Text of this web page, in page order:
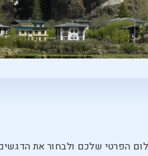
הפרטי שלכם ולבחור את